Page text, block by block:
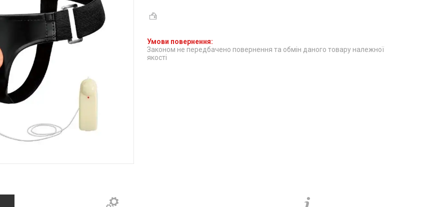
Законом не передбачено повернення та обмін даного товару належної
якості